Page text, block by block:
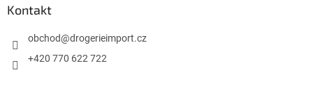
Kontakt
obchod@drogerieimport.cz
+420 770 622 722